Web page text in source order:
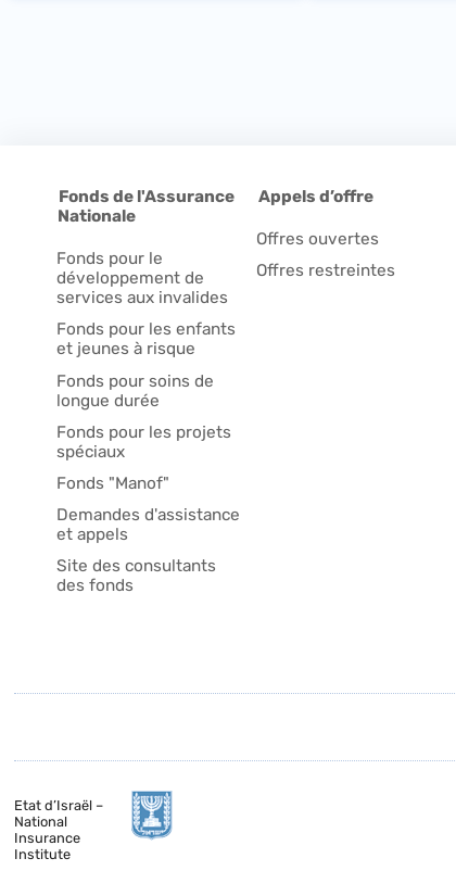
Appels d’offre
Offres ouvertes
Offres restreintes
Fonds de l'Assurance
Nationale
Fonds pour le
développement de
services aux invalides
Fonds pour les enfants
et jeunes à risque
Fonds pour soins de
longue durée
Fonds pour les projets
spéciaux
Fonds "Manof"
Demandes d'assistance
et appels
Site des consultants
des fonds
Etat d’Israël –
National
Insurance
Institute